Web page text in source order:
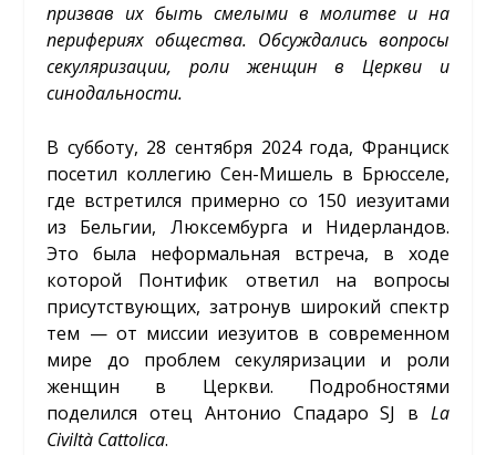
призвав их быть смелыми в молитве и на
перифериях общества. Обсуждались вопросы
секуляризации, роли женщин в Церкви и
синодальности.
В субботу, 28 сентября 2024 года, Франциск
посетил коллегию Сен-Мишель в Брюсселе,
где встретился примерно со 150 иезуитами
из Бельгии, Люксембурга и Нидерландов.
Это была неформальная встреча, в ходе
которой Понтифик ответил на вопросы
присутствующих, затронув широкий спектр
тем — от миссии иезуитов в современном
мире до проблем секуляризации и роли
женщин в Церкви. Подробностями
поделился отец Антонио Спадаро SJ в La
Civiltà Cattolica.